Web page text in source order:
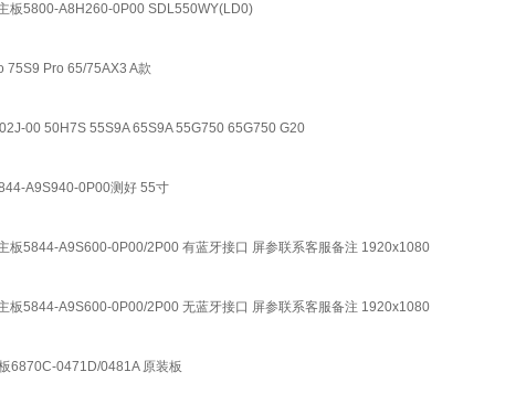
板5800-A8H260-0P00 SDL550WY(LD0)
75S9 Pro 65/75AX3 A款
00 50H7S 55S9A 65S9A 55G750 65G750 G20
A9S940-0P00测好 55寸
板5844-A9S600-0P00/2P00 有蓝牙接口 屏参联系客服备注 1920x1080
板5844-A9S600-0P00/2P00 无蓝牙接口 屏参联系客服备注 1920x1080
6870C-0471D/0481A 原装板